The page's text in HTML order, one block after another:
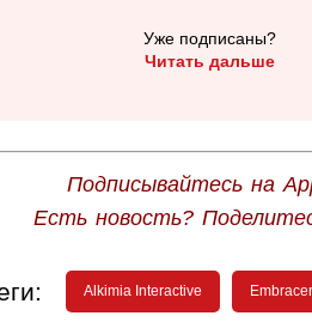
Уже подписаны?
Читать дальше
Подписывайтесь на
Есть новость?
Alkimia Interactive